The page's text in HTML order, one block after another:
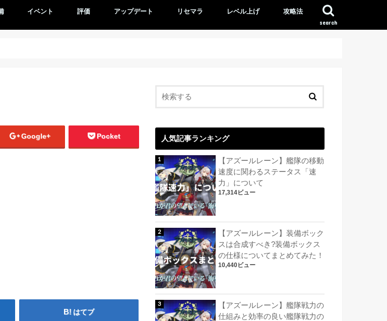
search
イベント 評価 アップデート リセマラ レベル上げ 攻略法
Google+ Pocket
はてブ
人気記事ランキング
【アズールレーン】艦隊の移動
速度に関わるステータス「速
力」について
17,314ビュー
【アズールレーン】装備ボック
スは合成すべき?装備ボックス
の仕様についてまとめてみた！
10,440ビュー
【アズールレーン】艦隊戦力の
仕組みと効率の良い艦隊戦力の